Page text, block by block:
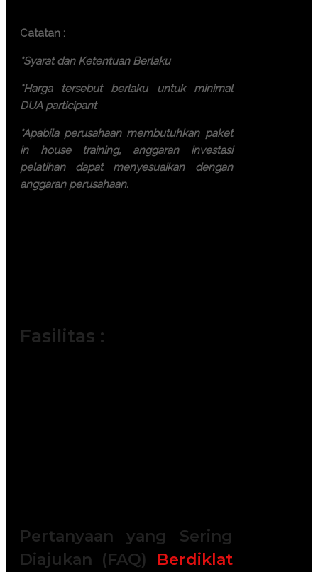
Catatan :
*Syarat dan Ketentuan Berlaku
*Harga tersebut berlaku untuk minimal
DUA participant
*Apabila perusahaan membutuhkan paket
in house training, anggaran investasi
pelatihan dapat menyesuaikan dengan
anggaran perusahaan.
Fasilitas :
Pertanyaan yang Sering
Diajukan (FAQ) Berdiklat